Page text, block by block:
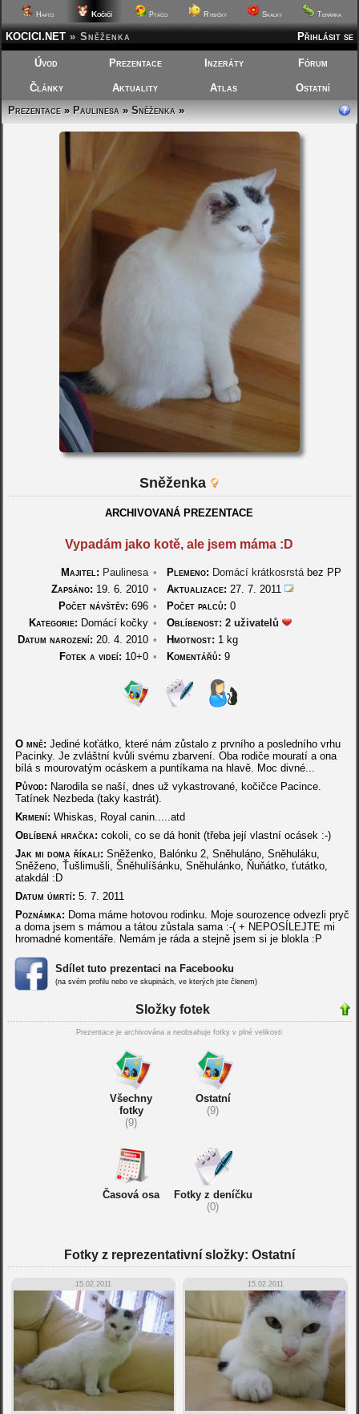
Hafíci Kočičí Ptáčci Rybičky Skalky Terárka
Přihlásit se
KOCICI.NET » Sněženka
Úvod Prezentace Inzeráty Fórum
Články Aktuality Atlas
Ostatní
Prezentace»Paulinesa»Sněženka»
Sněženka
ARCHIVOVANÁ PREZENTACE
Vypadám jako kotě, ale jsem máma :D
Majitel: Paulinesa • Plemeno: Domácí krátkosrstábez PP
Zapsáno: 19. 6. 2010 • Aktualizace: 27. 7. 2011
Počet návštěv: 696 • Počet palců: 0
Kategorie: Domácí kočky • Oblíbenost: 2 uživatelů
Datum narození: 20. 4. 2010 • Hmotnost: 1 kg
Fotek a videí: 10+0 • Komentářů: 9
O mně: Jediné koťátko, které nám zůstalo z prvního a posledního vrhu
Pacinky. Je zvláštní kvůli svému zbarvení. Oba rodiče mouratí a ona
bílá s mourovatým ocáskem a puntíkama na hlavě. Moc divné...
Původ: Narodila se naší, dnes už vykastrované, kočičce Pacince.
Tatínek Nezbeda (taky kastrát).
Krmení: Whiskas, Royal canin.....atd
Oblíbená hračka: cokoli, co se dá honit (třeba její vlastní ocásek :-)
Jak mi doma říkali: Sněženko, Balónku 2, Sněhuláno, Sněhuláku,
Sněženo, Ťušlimušli, Šněhulíšánku, Sněhulánko, Ňuňátko, ťutátko,
atakdál :D
Datum úmrtí: 5. 7. 2011
Poznámka: Doma máme hotovou rodinku. Moje sourozence odvezli pryč
a doma jsem s mámou a tátou zůstala sama :-( + NEPOSÍLEJTE mi
hromadné komentáře. Nemám je ráda a stejně jsem si je blokla :P
Sdílet tuto prezentaci na Facebooku
(na svém profilu nebo ve skupinách, ve kterých jste členem)
Složky fotek
Prezentace je archivována a neobsahuje fotky v plné velikosti
Všechny
fotky
(9)
Ostatní
(9)
Časová osa
Fotky z deníčku
(0)
Fotky z reprezentativní složky: Ostatní
15.02.2011 15.02.2011